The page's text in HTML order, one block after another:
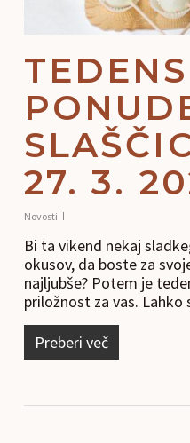
27. 3.
Novosti
Bi ta vikend nekaj
okusov, da boste za
najljubše? Potem je
priložnost za vas.
Preberi več